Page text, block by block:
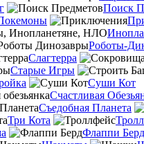
Поиск
Роботы-
Слагтерра
Старые Игры
Суши Кот
Счастливая
Съедобная Планета
Три Кота
Флаппи Берд